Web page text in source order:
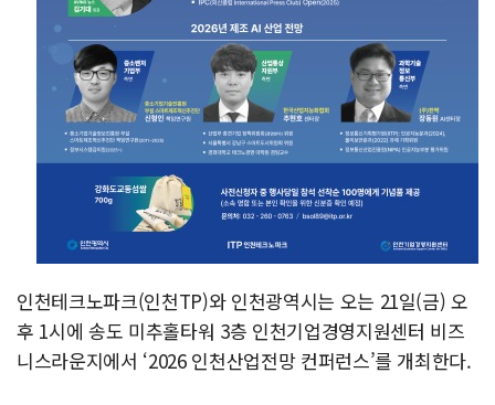
인천테크노파크(인천TP)와 인천광역시는 오는 21일(금) 오
후 1시에 송도 미추홀타워 3층 인천기업경영지원센터 비즈
니스라운지에서 ‘2026 인천산업전망 컨퍼런스’를 개최한다.